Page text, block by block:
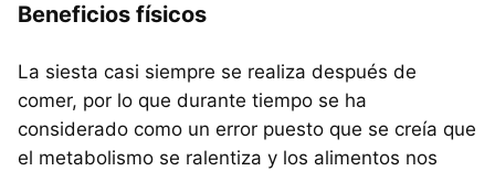
Beneficios físicos
La siesta casi siempre se realiza después de
comer, por lo que durante tiempo se ha
considerado como un error puesto que se creía que
el metabolismo se ralentiza y los alimentos nos